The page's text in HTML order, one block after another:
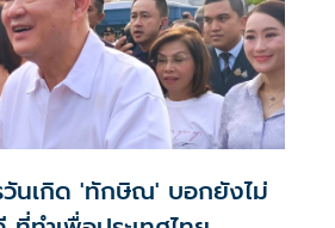
นเกิด 'ทักษิณ' บอกยังไม่